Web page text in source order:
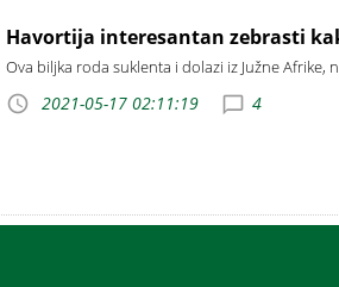
Havortija interesantan zebrasti
Ova biljka roda suklenta i dolazi iz Južne Afrike,
2021-05-17 02:11:19 4